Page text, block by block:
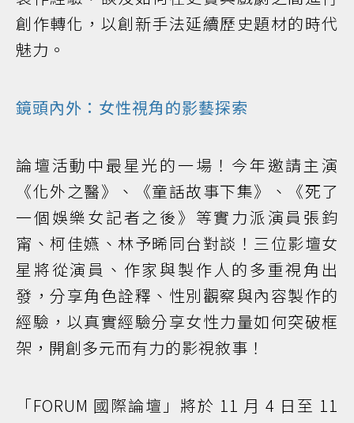
創作轉化，以創新手法延續歷史題材的時代
魅力。
鏡頭內外：女性視角的影藝探索
論壇活動中最星光的一場！今年邀請主演
《化外之醫》、《童話故事下集》、《死了
一個娛樂女記者之後》等實力派演員張鈞
甯、柯佳嬿、林予晞同台對談！三位影壇女
星將從演員、作家與製作人的多重視角出
發，分享角色詮釋、性別觀察與內容製作的
經驗，以真實經驗分享女性力量如何突破框
架，開創多元而有力的影視敘事！
「FORUM 國際論壇」將於 11 月 4 日至 11